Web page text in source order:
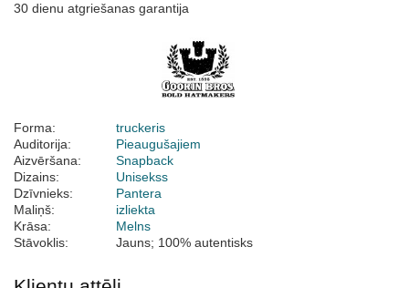
30 dienu atgriešanas garantija
Forma:
truckeris
Auditorija:
Pieaugušajiem
Aizvēršana:
Snapback
Dizains:
Unisekss
Dzīvnieks:
Pantera
Maliņš:
izliekta
Krāsa:
Melns
Stāvoklis:
Jauns; 100% autentisks